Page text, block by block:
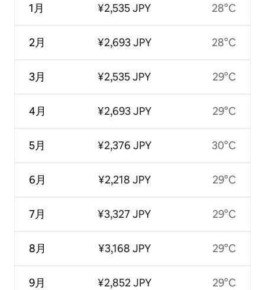
1月
2月
3月
4月
5月
6月
7月
8月
9月
¥2,535 JPY
¥2,693 JPY
¥2,535 JPY
¥2,693 JPY
¥2,376 JPY
¥2,218 JPY
¥3,327 JPY
¥3,168 JPY
¥2,852 JPY
28°C
28°C
29°C
29°C
30°C
29°C
29°C
29°C
29°C